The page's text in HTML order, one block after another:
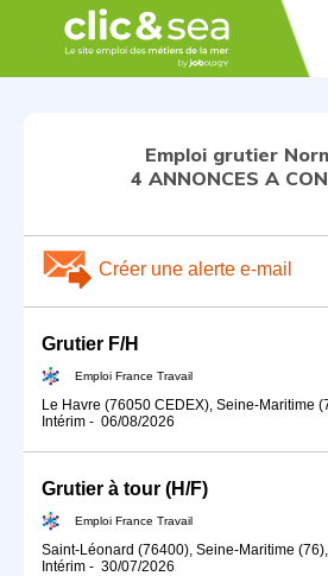
Emploi grutier
4 ANNONCES A
Créer une alerte e-mail
Grutier F/H
Emploi France Travail
Le Havre (76050 CEDEX), Seine-Maritime
Intérim - 06/08/2026
Grutier à tour (H/F)
Emploi France Travail
Saint-Léonard (76400), Seine-Maritime
Intérim - 30/07/2026